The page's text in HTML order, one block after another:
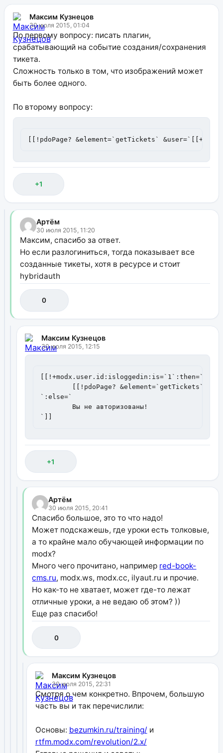
Максим Кузнецов
30 июля 2015, 01:04
По первому вопросу: писать плагин,
срабатывающий на событие создания/сохранения
тикета.
Сложность только в том, что изображений может
быть более одного.
По второму вопросу:
[[!pdoPage? &element=`getTickets`
+1
Артём
30 июля 2015, 11:20
Максим, спасибо за ответ.
Но если разлогиниться, тогда показывает все
созданные тикеты, хотя в ресурсе и стоит
hybridauth
0
Максим Кузнецов
30 июля 2015, 12:15
[[!+modx.user.id:isloggedin:is=`1`:then=`
`:else=`
`]]
+1
Артём
30 июля 2015, 20:41
Спасибо большое, это то что надо!
Может подскажешь, где уроки есть толковые,
а то крайне мало обучающей информации по
modx?
Много чего прочитано, например red-book-
cms.ru, modx.ws, modx.cc, ilyaut.ru и прочие.
Но как-то не хватает, может где-то лежат
отличные уроки, а не ведаю об этом? ))
Еще раз спасибо!
0
Максим Кузнецов
30 июля 2015, 22:31
Смотря о чем конкретно. Впрочем, большую
часть вы и так перечислили:
Основы: bezumkin.ru/training/ и
rtfm.modx.com/revolution/2.x/